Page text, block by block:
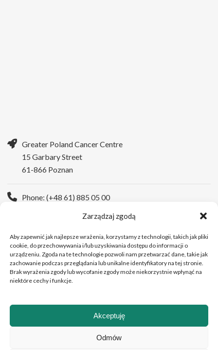
Zarządzaj zgodą
Aby zapewnić jak najlepsze wrażenia, korzystamy z technologii, takich jak pliki
cookie, do przechowywania i/lub uzyskiwania dostępu do informacji o
urządzeniu. Zgoda na te technologie pozwoli nam przetwarzać dane, takie jak
zachowanie podczas przeglądania lub unikalne identyfikatory na tej stronie.
Brak wyrażenia zgody lub wycofanie zgody może niekorzystnie wpłynąć na
niektóre cechy i funkcje.
Akceptuję
Odmów
Greater Poland Cancer Centre
15 Garbary Street
61-866 Poznan
Phone: (+48 61) 885 05 00
Copyright © 2026Greater Poland Cancer Centre